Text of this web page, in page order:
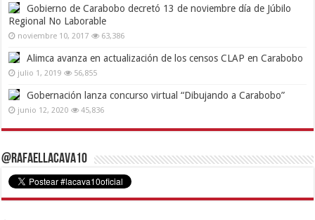
Gobierno de Carabobo decretó 13 de noviembre día de Júbilo
Regional No Laborable
noviembre 10, 2017 63,386
Alimca avanza en actualización de los censos CLAP en Carabobo
julio 1, 2019 56,855
Gobernación lanza concurso virtual “Dibujando a Carabobo”
junio 12, 2020 45,836
@RafaelLacava10